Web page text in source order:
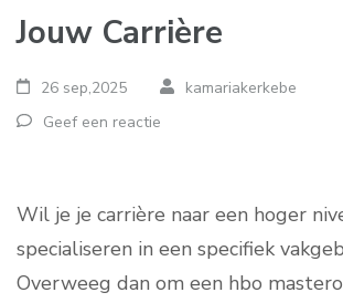
Jouw Carrière
26 sep,2025
kamariakerkebe
Geef een reactie
Wil je je carrière naar een hoger
specialiseren in een specifiek
Overweeg dan om een hbo